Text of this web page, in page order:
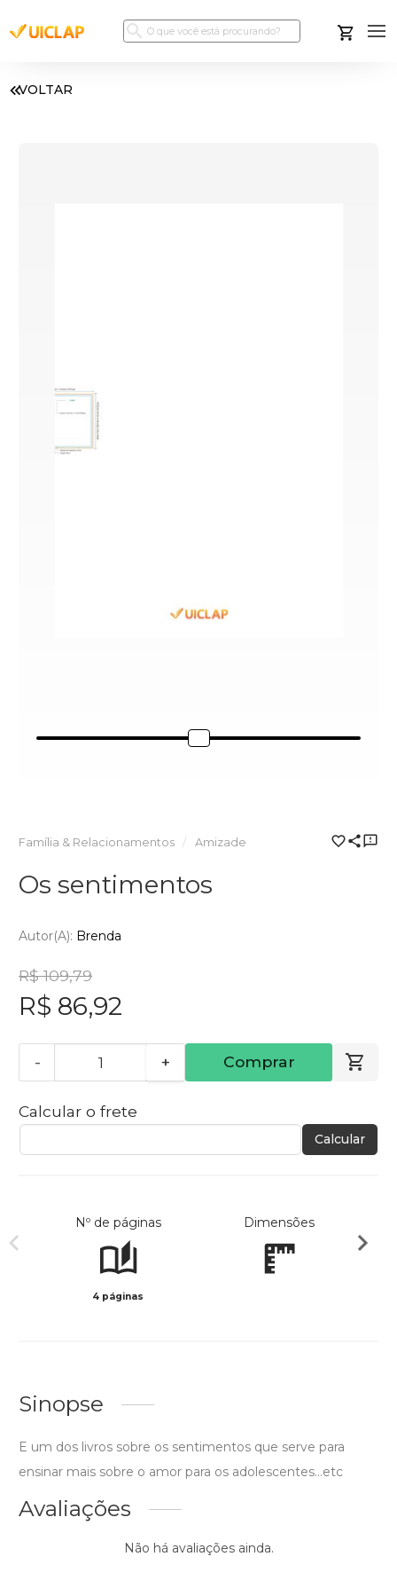
VOLTAR
Família & Relacionamentos Amizade
Os sentimentos
Autor(a): Brenda
R$ 109,79
R$ 86,92
- + Comprar
Calcular o frete
Calcular
Nº de páginas
4 páginas
Dimensões
Sinopse
E um dos livros sobre os sentimentos que serve para
ensinar mais sobre o amor para os adolescentes...etc
Avaliações
Não há avaliações ainda.